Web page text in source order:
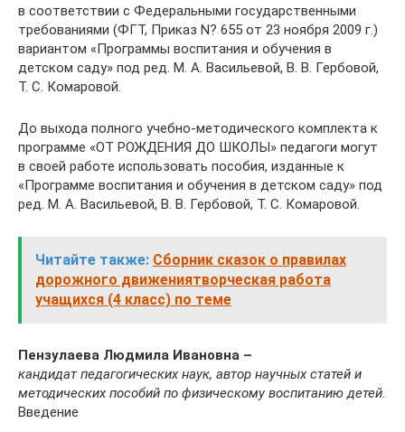
в соответствии с Федеральными государственными
требованиями (ФГТ, Приказ N? 655 от 23 ноября 2009 г.)
вариантом «Программы воспитания и обучения в
детском саду» под ред. М. А. Васильевой, В. В. Гербовой,
Т. С. Комаровой.
До выхода полного учебно-методического комплекта к
программе «ОТ РОЖДЕНИЯ ДО ШКОЛЫ» педагоги могут
в своей работе использовать пособия, изданные к
«Программе воспитания и обучения в детском саду» под
ред. М. А. Васильевой, В. В. Гербовой, Т. С. Комаровой.
Читайте также: Сборник сказок о правилах
дорожного движениятворческая работа
учащихся (4 класс) по теме
Пензулаева Людмила Ивановна –
кандидат педагогических наук, автор научных статей и
методических пособий по физическому воспитанию детей.
Введение